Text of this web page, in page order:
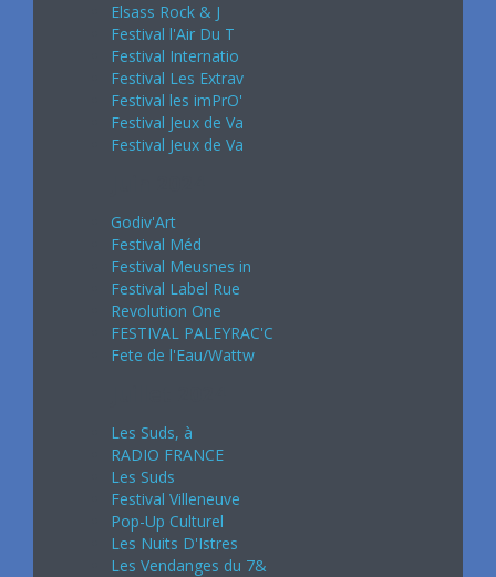
Elsass Rock & J
Festival l'Air Du T
Festival Internatio
Festival Les Extrav
Festival les imPrO'
Festival Jeux de Va
Festival Jeux de Va
Godiv'Art
Festival Méd
Festival Meusnes in
Festival Label Rue
Revolution One
FESTIVAL PALEYRAC'C
Fete de l'Eau/Wattw
Les Suds, à
RADIO FRANCE
Les Suds
Festival Villeneuve
Pop-Up Culturel
Les Nuits D'Istres
Les Vendanges du 7&